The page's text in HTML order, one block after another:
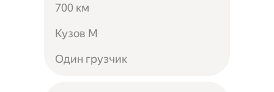
700 км
Кузов M
Один грузчик